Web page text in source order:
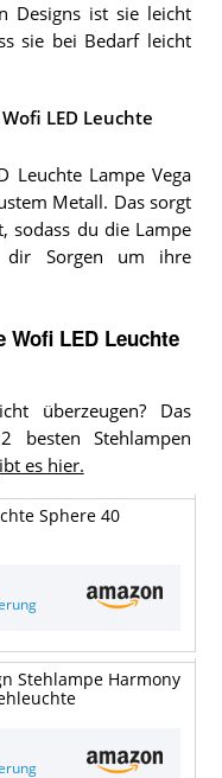
Designs ist sie leicht
sie bei Bedarf leicht
LED Leuchte
Leuchte Lampe Vega
Metall. Das sorgt
sodass du die Lampe
dir Sorgen um ihre
Wofi LED Leuchte
überzeugen? Das
besten Stehlampen
es hier.
Sphere 40
Stehlampe Harmony